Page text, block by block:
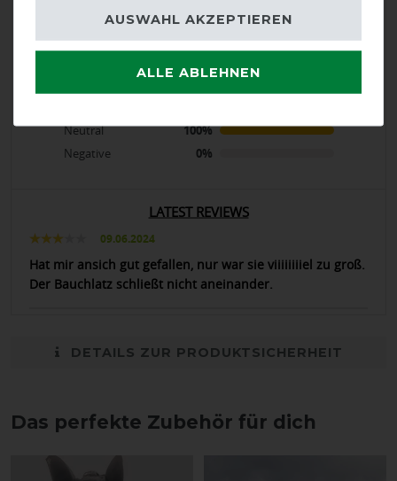
calculated from 1 customer reviews
Neutral
100%
Negative
0%
LATEST REVIEWS
09.06.2024
Hat mir ansich gut gefallen, nur war sie viiiiiiiiel zu groß.
Der Bauchlatz schließt nicht aneinander.
DETAILS ZUR PRODUKTSICHERHEIT
Das perfekte Zubehör für dich
ALLE ABLEHNEN
AUSWAHL AKZEPTIEREN